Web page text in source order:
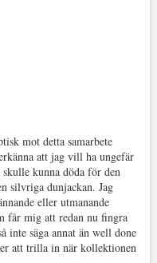
mot detta samarbete
att jag vill ha ungefär
kunna döda för den
silvriga dunjackan. Jag
eller utmanande
får mig att redan nu fingra
inte säga annat än well done
att trilla in när kollektionen